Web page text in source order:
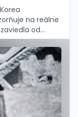
na reálne
od
– oceľ, hliník,